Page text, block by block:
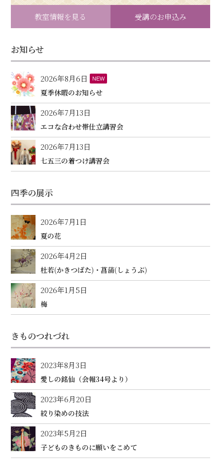
教室情報を見る 受講のお申込み
お知らせ
2026年8月6日 NEW
夏季休暇のお知らせ
2026年7月13日
エコな合わせ帯仕立講習会
2026年7月13日
七五三の着つけ講習会
四季の展示
2026年7月1日
夏の花
2026年4月2日
杜若(かきつばた)・菖蒲(しょうぶ)
2026年1月5日
梅
きものつれづれ
2023年8月3日
愛しの銘仙（会報34号より）
2023年6月20日
絞り染めの技法
2023年5月2日
子どものきものに願いをこめて